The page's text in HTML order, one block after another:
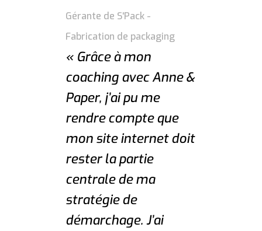
Gérante de S'Pack -
Fabrication de packaging
« Grâce à mon
coaching avec Anne &
Paper, j’ai pu me
rendre compte que
mon site internet doit
rester la partie
centrale de ma
stratégie de
démarchage. J’ai